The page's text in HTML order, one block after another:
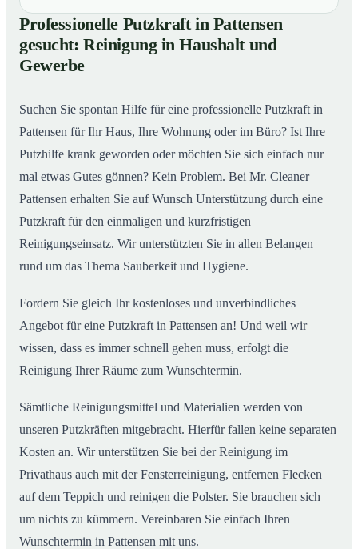
01 Professionelle Putzkraft in Pattensen gesucht:
Reinigung in Haushalt und Gewerbe
So einfach buchen Sie eine Putzkraft in Pattensen
Professionelle Putzkraft in Pattensen
gesucht: Reinigung in Haushalt und
Gewerbe
Suchen Sie spontan Hilfe für eine professionelle Putzkraft in
Pattensen für Ihr Haus, Ihre Wohnung oder im Büro? Ist Ihre
Putzhilfe krank geworden oder möchten Sie sich einfach nur
mal etwas Gutes gönnen? Kein Problem. Bei Mr. Cleaner
Pattensen erhalten Sie auf Wunsch Unterstützung durch eine
Putzkraft für den einmaligen und kurzfristigen
Reinigungseinsatz. Wir unterstützten Sie in allen Belangen
rund um das Thema Sauberkeit und Hygiene.
Fordern Sie gleich Ihr kostenloses und unverbindliches
Angebot für eine Putzkraft in Pattensen an! Und weil wir
wissen, dass es immer schnell gehen muss, erfolgt die
Reinigung Ihrer Räume zum Wunschtermin.
Sämtliche Reinigungsmittel und Materialien werden von
unseren Putzkräften mitgebracht. Hierfür fallen keine separaten
Kosten an. Wir unterstützen Sie bei der Reinigung im
Privathaus auch mit der Fensterreinigung, entfernen Flecken
auf dem Teppich und reinigen die Polster. Sie brauchen sich
um nichts zu kümmern. Vereinbaren Sie einfach Ihren
Wunschtermin in Pattensen mit uns.